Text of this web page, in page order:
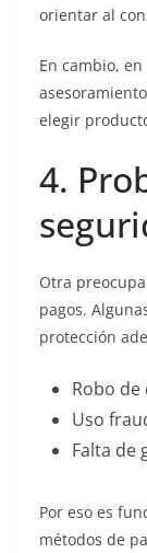
orientar al
En cambio,
elegir
4.
Otra
pagos.
protección
Robo
Uso
Falta de
Por eso es
métodos de